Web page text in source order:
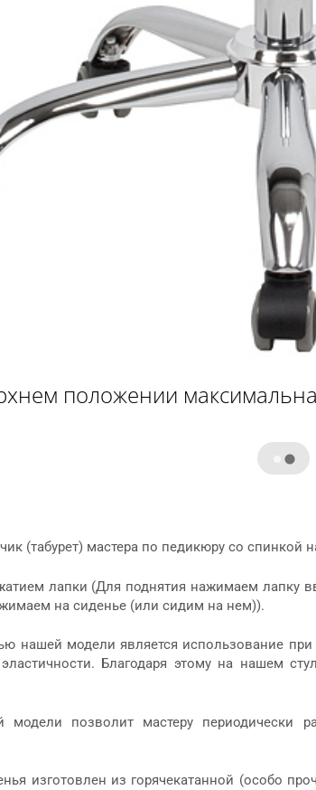
положении
(табурет) мастера по педикюру со
лапки (Для поднятия нажимаем лапку
на сиденье (или сидим на нем)).
нашей модели является использование
Благодаря этому на нашем
позволит мастеру периодически
изготовлен из горячекатанной (особо